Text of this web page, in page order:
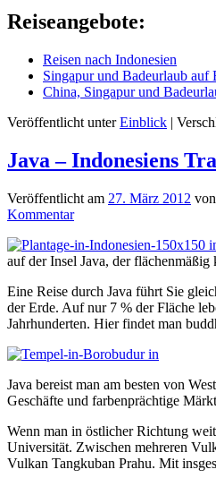
Reiseangebote:
Reisen nach Indonesien
Singapur und Badeurlaub
China, Singapur und
Veröffentlicht unter Einblick |
Java – Indonesiens
Veröffentlicht am 27. März 2012 von
Kommentar
auf der Insel Java, der
Eine Reise durch Java führt Sie
der Erde. Auf nur 7 % der Fläche
Jahrhunderten. Hier findet man
Java bereist man am besten von
Geschäfte und farbenprächtige
Wenn man in östlicher Richtung
Universität. Zwischen mehreren
Vulkan Tangkuban Prahu. Mit